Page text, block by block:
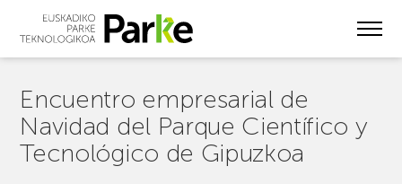
Encuentro empresarial de
Navidad del Parque Científico y
Tecnológico de Gipuzkoa